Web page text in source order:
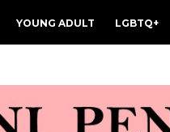
YOUNG ADULT LGBTQ+